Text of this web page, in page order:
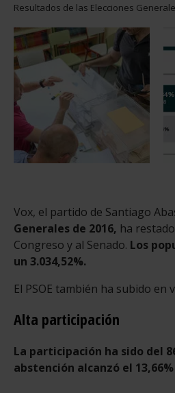
Resultados de las Elecciones
Vox, el partido de Santiago
Generales de 2016, ha
Congreso y al Senado. Los
un 3.034,52%.
El PSOE también ha subido en
Alta participación
La participación ha sido del
abstención alcanzó el 13,66%